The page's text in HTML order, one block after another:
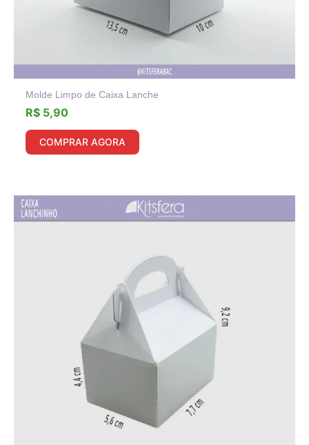
Molde Limpo de Caixa Lanche
R$5,90
COMPRAR AGORA